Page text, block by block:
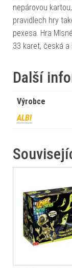
nepárovou
pravidlech hry
pexesa. Hra
33 karet, česká a
Další
Výrobce
ALBI